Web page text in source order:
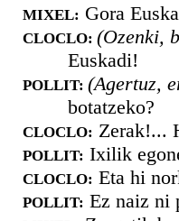
MIXEL: Gora
CLOCLO: (Ozenki,
Euskadi!
POLLIT: (Agertuz,
botatzeko?
CLOCLO: Zerak!...
POLLIT: Ixilik
CLOCLO: Eta hi
POLLIT: Ez naiz ni